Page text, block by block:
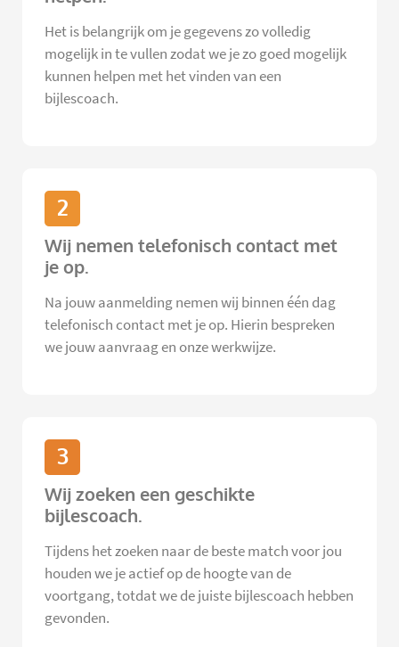
Het is belangrijk om je gegevens zo volledig
mogelijk in te vullen zodat we je zo goed mogelijk
kunnen helpen met het vinden van een
bijlescoach.
2
Wij nemen telefonisch contact met
je op.
Na jouw aanmelding nemen wij binnen één dag
telefonisch contact met je op. Hierin bespreken
we jouw aanvraag en onze werkwijze.
3
Wij zoeken een geschikte
bijlescoach.
Tijdens het zoeken naar de beste match voor jou
houden we je actief op de hoogte van de
voortgang, totdat we de juiste bijlescoach hebben
gevonden.